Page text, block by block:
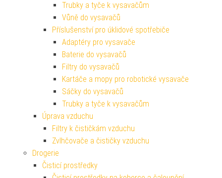
Trubky a tyče k vysavačům
Vůně do vysavačů
Příslušenství pro úklidové spotřebiče
Adaptéry pro vysavače
Baterie do vysavačů
Filtry do vysavačů
Kartáče a mopy pro robotické vysavače
Sáčky do vysavačů
Trubky a tyče k vysavačům
Úprava vzduchu
Filtry k čističkám vzduchu
Zvlhčovače a čističky vzduchu
Drogerie
Čisticí prostředky